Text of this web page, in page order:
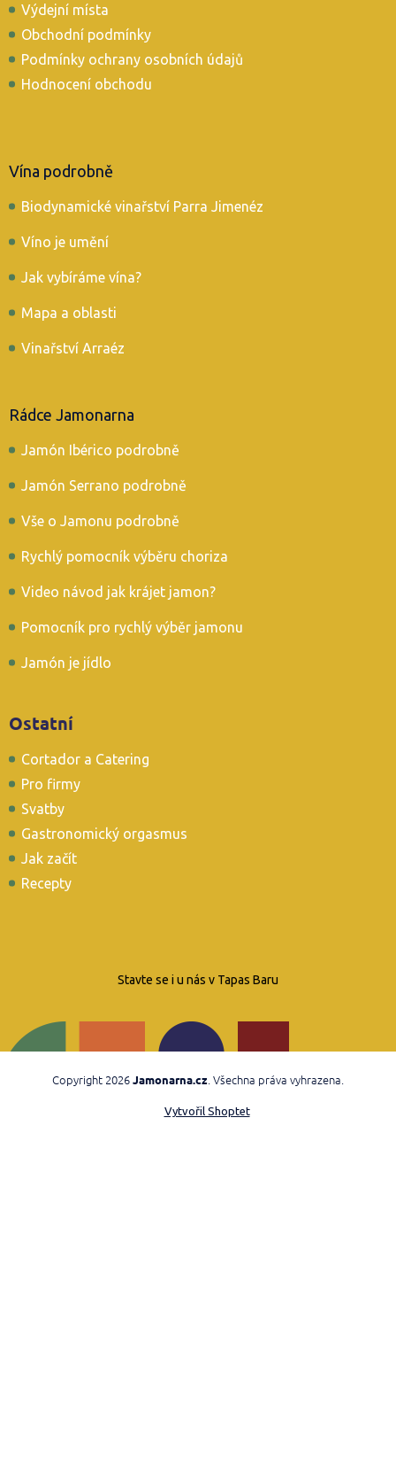
Výdejní místa
Obchodní podmínky
Podmínky ochrany osobních údajů
Hodnocení obchodu
Vína podrobně
Biodynamické vinařství Parra Jimenéz
Víno je umění
Jak vybíráme vína?
Mapa a oblasti
Vinařství Arraéz
Rádce Jamonarna
Jamón Ibérico podrobně
Jamón Serrano podrobně
Vše o Jamonu podrobně
Rychlý pomocník výběru choriza
Video návod jak krájet jamon?
Pomocník pro rychlý výběr jamonu
Jamón je jídlo
Ostatní
Cortador a Catering
Pro firmy
Svatby
Gastronomický orgasmus
Jak začít
Recepty
Stavte se i u nás v Tapas Baru
Vytvořil Shoptet
Copyright 2026Jamonarna.cz. Všechna práva vyhrazena.